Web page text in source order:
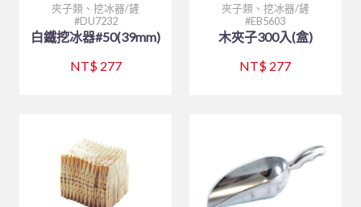
夾子類、挖冰器/鏟
DU7232
白鐵挖冰器#50(39mm)
NT$ 277
夾子類、挖冰器/鏟
EB5603
木夾子300入(盒)
NT$ 277